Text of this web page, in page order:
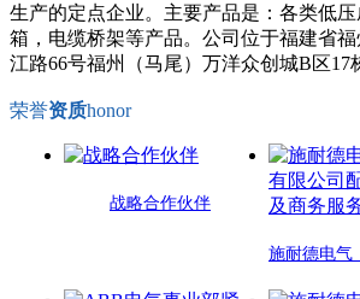
生产的定点企业。主要产品是：各类低
箱，电缆桥架等产品。公司位于福建省
江路66号福州（马尾）万洋众创城B区17
荣誉资质honor
战略合作伙伴